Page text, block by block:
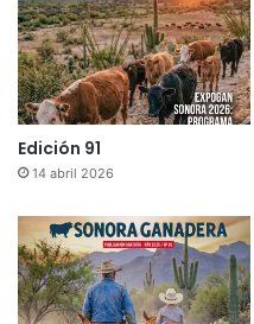
Edición 91
14 abril 2026